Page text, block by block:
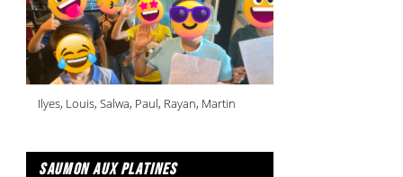
Ilyes, Louis, Salwa, Paul, Rayan, Martin
saumon aux platines